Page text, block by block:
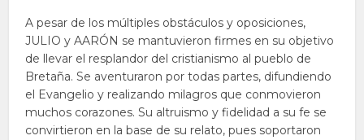
A pesar de los múltiples obstáculos y oposiciones,
JULIO y AARÓN se mantuvieron firmes en su objetivo
de llevar el resplandor del cristianismo al pueblo de
Bretaña. Se aventuraron por todas partes, difundiendo
el Evangelio y realizando milagros que conmovieron
muchos corazones. Su altruismo y fidelidad a su fe se
convirtieron en la base de su relato, pues soportaron